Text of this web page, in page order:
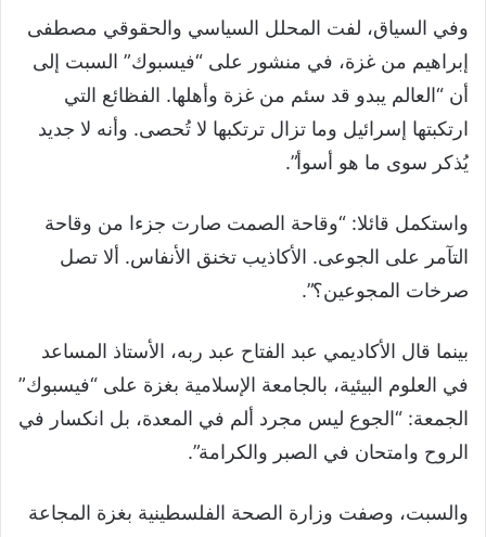
وفي السياق، لفت المحلل السياسي والحقوقي مصطفى
إبراهيم من غزة، في منشور على “فيسبوك” السبت إلى
أن “العالم يبدو قد سئم من غزة وأهلها. الفظائع التي
ارتكبتها إسرائيل وما تزال ترتكبها لا تُحصى. وأنه لا جديد
يُذكر سوى ما هو أسوأ”.
واستكمل قائلا: “وقاحة الصمت صارت جزءا من وقاحة
التآمر على الجوعى. الأكاذيب تخنق الأنفاس. ألا تصل
صرخات المجوعين؟”.
بينما قال الأكاديمي عبد الفتاح عبد ربه، الأستاذ المساعد
في العلوم البيئية، بالجامعة الإسلامية بغزة على “فيسبوك”
الجمعة: “الجوع ليس مجرد ألم في المعدة، بل انكسار في
الروح وامتحان في الصبر والكرامة”.
والسبت، وصفت وزارة الصحة الفلسطينية بغزة المجاعة